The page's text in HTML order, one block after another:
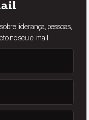
liderança, pessoas,
no seu e-mail.